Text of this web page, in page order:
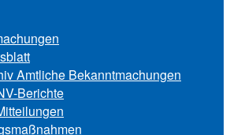
Amtliche Bekanntmachungen
Berichte